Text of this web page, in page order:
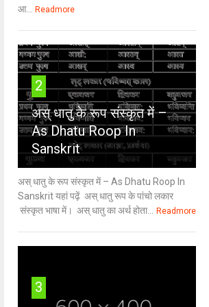
आ... Readmore
2
अस् धातु के रूप संस्कृत में –
As Dhatu Roop In
Sanskrit
अस् धातु के रूप संस्कृत में – As Dhatu Roop In
Sanskrit यहां पढ़ें अस् धातु रूप के पांचो लकार
संस्कृत भाषा में। अस् धातु का अर्थ होता... Readmore
3